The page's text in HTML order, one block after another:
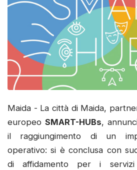
Maida - La città di Maida,
europeo SMART-HUBs,
il raggiungimento di un
operativo: si è conclusa con
di affidamento per i